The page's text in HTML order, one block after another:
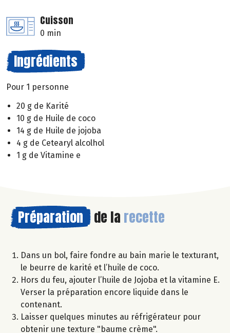
Cuisson
0 min
Ingrédients
Pour 1 personne
20 g de Karité
10 g de Huile de coco
14 g de Huile de jojoba
4 g de Cetearyl alcolhol
1 g de Vitamine e
Préparation de la recette
Dans un bol, faire fondre au bain marie le texturant,
le beurre de karité et l’huile de coco.
Hors du feu, ajouter l’huile de Jojoba et la vitamine E.
Verser la préparation encore liquide dans le
contenant.
Laisser quelques minutes au réfrigérateur pour
obtenir une texture "baume crème".